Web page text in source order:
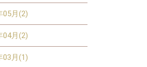
05月(2)
04月(2)
03月(1)